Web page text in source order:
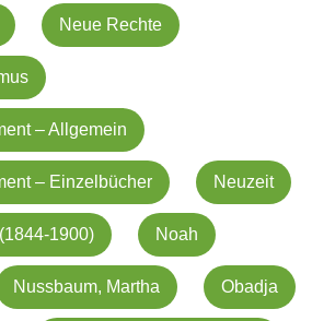
Neue Rechte
– Allgemein
– Einzelbücher Neuzeit
1900) Noah
Nussbaum, Martha Obadja